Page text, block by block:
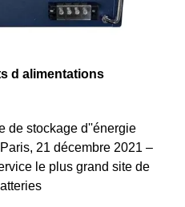
d alimentations
de stockage d''énergie
21 décembre 2021 –
le plus grand site de